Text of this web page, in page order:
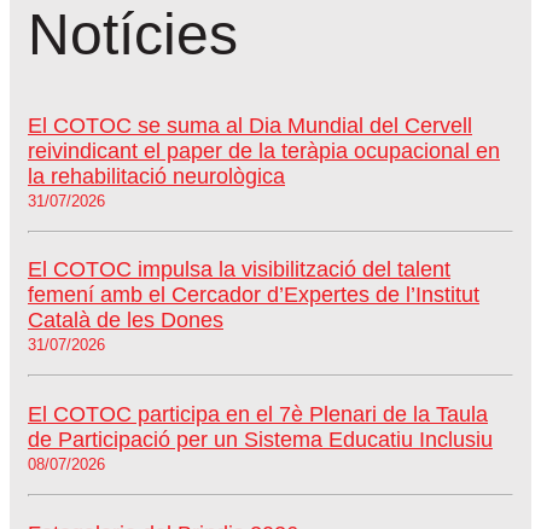
Notícies
El COTOC se suma al Dia Mundial del Cervell
reivindicant el paper de la teràpia ocupacional en
la rehabilitació neurològica
31/07/2026
El COTOC impulsa la visibilització del talent
femení amb el Cercador d’Expertes de l’Institut
Català de les Dones
31/07/2026
El COTOC participa en el 7è Plenari de la Taula
de Participació per un Sistema Educatiu Inclusiu
08/07/2026